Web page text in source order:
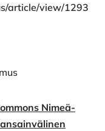
article/view/1293
Nimeä-